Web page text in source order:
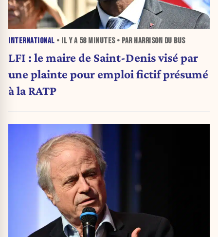
INTERNATIONAL • IL Y A 58 MINUTES• PAR HARRISON DU BUS
LFI : le maire de Saint-Denis visé par
une plainte pour emploi fictif présumé
à la RATP